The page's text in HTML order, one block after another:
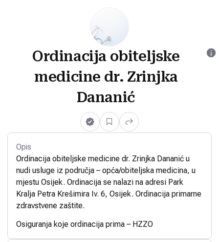
Ordinacija obiteljske
medicine dr. Zrinjka
Dananić
Opis
Ordinacija obiteljske medicine dr. Zrinjka Dananić u
nudi usluge iz područja – opća/obiteljska medicina, u
mjestu Osijek. Ordinacija se nalazi na adresi Park
Kralja Petra Krešimira Iv. 6, Osijek. Ordinacija primarne
zdravstvene zaštite.
Osiguranja koje ordinacija prima – HZZO